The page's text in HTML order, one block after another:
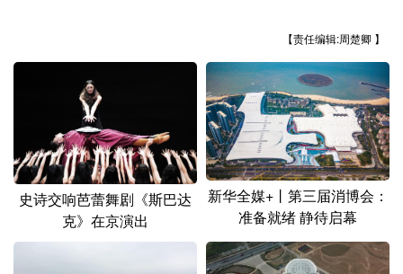
浙江 安徽 福建 江西
湖北 湖南
广东 广西 海南 重庆
四川 贵州 云南 西藏
陕西 甘肃 青海 宁夏
黑龙江
【责任编辑:周楚卿 】
史诗交响芭蕾舞剧《斯巴达
克》在京演出
新华全媒+丨第三届消博会：
准备就绪 静待启幕